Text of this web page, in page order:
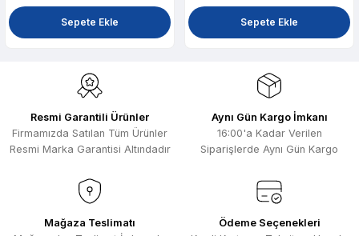
Sepete Ekle Sepete Ekle
Resmi Garantili Ürünler
Firmamızda Satılan Tüm Ürünler
Resmi Marka Garantisi Altındadır
Aynı Gün Kargo İmkanı
16:00'a Kadar Verilen
Siparişlerde Aynı Gün Kargo
Mağaza Teslimatı
Ödeme Seçenekleri